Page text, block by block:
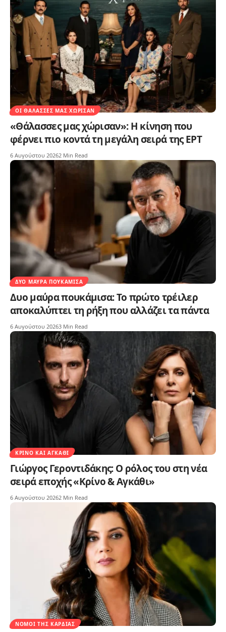
ΟΙ ΘΆΛΑΣΣΕΣ ΜΑΣ ΧΏΡΙΣΑΝ
«Θάλασσες μας χώρισαν»: Η κίνηση που
φέρνει πιο κοντά τη μεγάλη σειρά της ΕΡΤ
6 Αυγούστου 20262 Min Read
ΔΥΟ ΜΑΎΡΑ ΠΟΥΚΆΜΙΣΑ
Δυο μαύρα πουκάμισα: Το πρώτο τρέιλερ
αποκαλύπτει τη ρήξη που αλλάζει τα πάντα
6 Αυγούστου 20263 Min Read
ΚΡΊΝΟ ΚΑΙ ΑΓΚΆΘΙ
Γιώργος Γεροντιδάκης: Ο ρόλος του στη νέα
σειρά εποχής «Κρίνο & Αγκάθι»
6 Αυγούστου 20262 Min Read
ΝΌΜΟΙ ΤΗΣ ΚΑΡΔΙΆΣ